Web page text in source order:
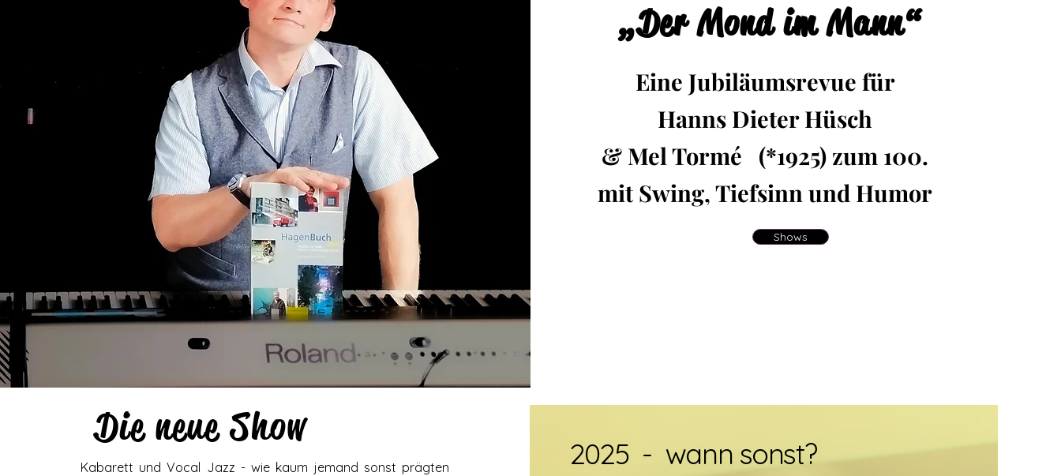
„Der Mond im Mann“
Eine Jubiläumsrevue für
Hanns Dieter Hüsch
& Mel Tormé (*1925) zum 100.
mit Swing, Tiefsinn und Humor
Shows
Die neue Show
Kabarett und Vocal Jazz - wie kaum jemand sonst prägten
2025 - wann sonst?